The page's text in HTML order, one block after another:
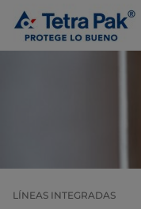
LÍNEAS INTEGRADAS